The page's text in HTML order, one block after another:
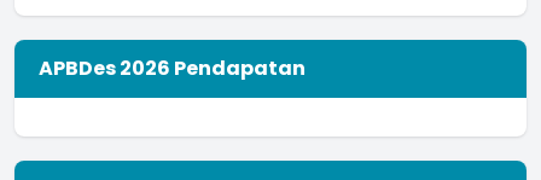
APBDes 2026 Pendapatan